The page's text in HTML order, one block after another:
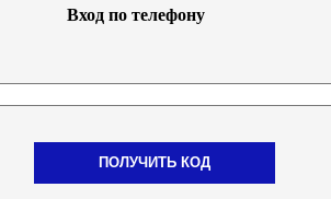
Вход по телефону
ПОЛУЧИТЬ КОД